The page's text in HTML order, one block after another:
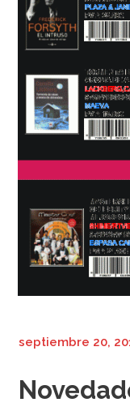
septiembre 20,